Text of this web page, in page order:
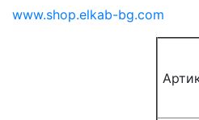
www.shop.elkab-bg.com